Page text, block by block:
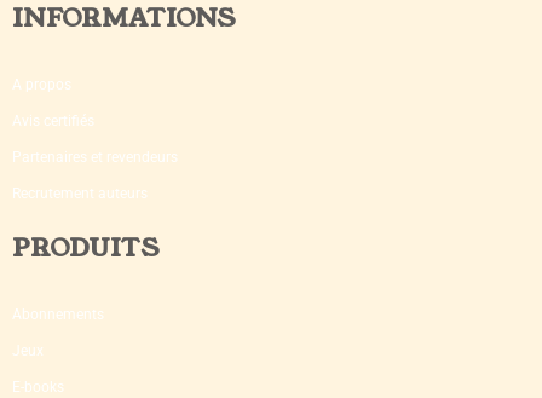
INFORMATIONS
A propos
Avis certifiés
Partenaires et revendeurs
Recrutement auteurs
PRODUITS
Abonnements
Jeux
E-books